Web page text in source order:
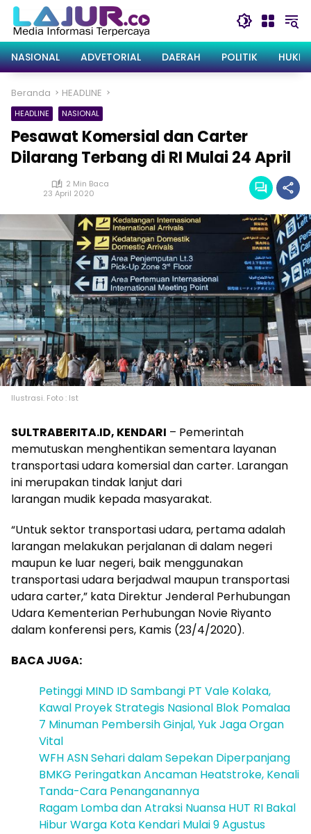
Langsung
konten
NASIONAL
ADVETORIAL DAERAH POLITIK
Beranda HEADLINE
HEADLINE NASIONAL
Pesawat Komersial dan Carter
Dilarang Terbang di RI Mulai 24 April
2 Min Baca
23 April 2020
Ilustrasi. Foto : Ist
SULTRABERITA.ID, KENDARI – Pemerintah
memutuskan menghentikan sementara layanan
transportasi udara komersial dan carter. Larangan
ini merupakan tindak lanjut dari
larangan mudik kepada masyarakat.
“Untuk sektor transportasi udara, pertama adalah
larangan melakukan perjalanan di dalam negeri
maupun ke luar negeri, baik menggunakan
transportasi udara berjadwal maupun transportasi
udara carter,” kata Direktur Jenderal Perhubungan
Udara Kementerian Perhubungan Novie Riyanto
dalam konferensi pers, Kamis (23/4/2020).
BACA JUGA:
Petinggi MIND ID Sambangi PT Vale Kolaka,
Kawal Proyek Strategis Nasional Blok Pomalaa
7 Minuman Pembersih Ginjal, Yuk Jaga Organ
Vital
WFH ASN Sehari dalam Sepekan Diperpanjang
BMKG Peringatkan Ancaman Heatstroke, Kenali
Tanda-Cara Penanganannya
Ragam Lomba dan Atraksi Nuansa HUT RI Bakal
Hibur Warga Kota Kendari Mulai 9 Agustus